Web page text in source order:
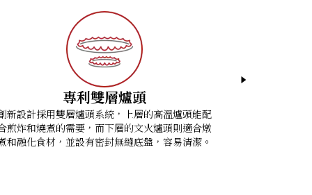
專利雙層爐頭
新設計採用雙層爐頭系統，上層的高溫爐頭能配
煎炸和燒煮的需要，而下層的文火爐頭則適合燉
和融化食材，並設有密封無縫底盤，容易清潔。